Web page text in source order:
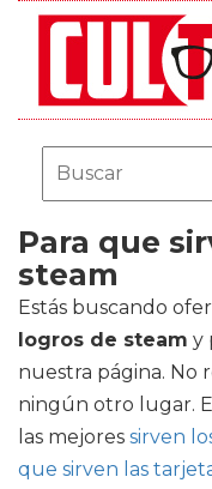
Para que
steam
Estás buscando
logros de steam y
nuestra página. No
ningún otro lugar.
las mejores sirven
que sirven las